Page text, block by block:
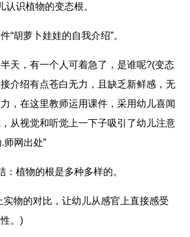
识植物的变态根。
萝卜娃娃的自我介绍”。
，有一个人可着急了，是谁呢?(变态
介绍有点苍白无力，且缺乏新鲜感，无
，在这里教师运用课件，采用幼儿喜闻
从视觉和听觉上一下子吸引了幼儿注意
师网出处”
植物的根是多种多样的。
物的对比，让幼儿从感官上直接感受
。)